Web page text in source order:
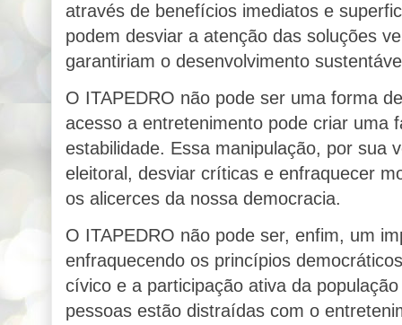
através de benefícios imediatos e
podem desviar a atenção das soluções
garantiriam o desenvolvimento
O ITAPEDRO não pode ser uma forma
acesso a entretenimento pode criar uma
estabilidade. Essa manipulação, por sua
eleitoral, desviar críticas e enfraquecer
os alicerces da nossa democracia.
O ITAPEDRO não pode ser, enfim, um
enfraquecendo os princípios
cívico e a participação ativa da
pessoas estão distraídas com o